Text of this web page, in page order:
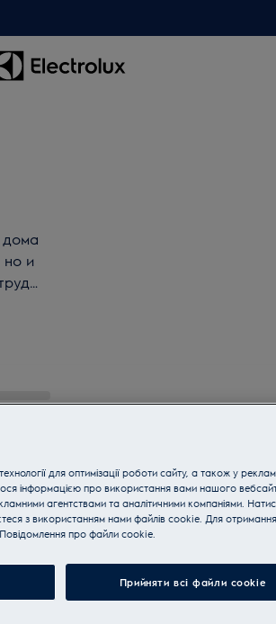
дома
но и
для оптимізації роботи сайту, а також у
інформацією про використання вами нашого
агентствами та аналітичними компаніями.
з використанням нами файлів cookie. Для отримання
прo файли cookie.
Прийняти всі файли сookie